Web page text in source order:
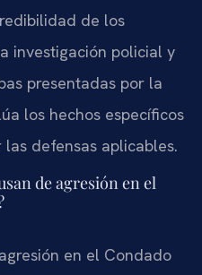
de los
investigación policial y
presentadas por la
los hechos específicos
defensas aplicables.
de agresión en el
en el Condado